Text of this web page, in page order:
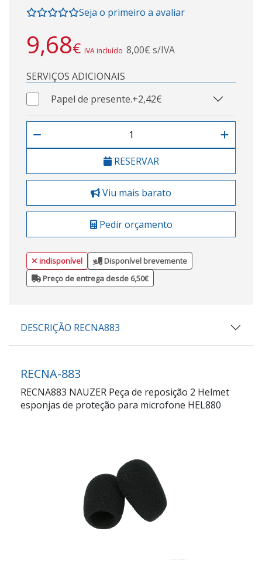
Seja o primeiro a avaliar
9,68€ IVA incluído 8,00€ s/IVA
SERVIÇOS ADICIONAIS
Papel de presente.+2,42€
RESERVAR
Viu mais barato
Pedir orçamento
indisponível
Disponível brevemente
Preço de entrega desde 6,50€
DESCRIÇÃO RECNA883
RECNA-883
RECNA883 NAUZER Peça de reposição 2 Helmet
esponjas de proteção para microfone HEL880